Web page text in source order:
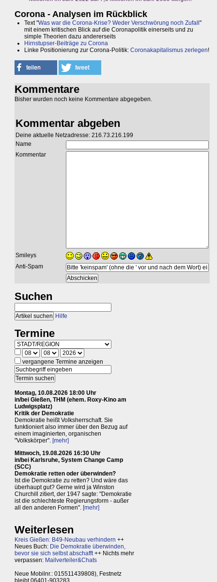
Corona - Analysen im Rückblick
Text "Was war die Corona-Krise? Weder Verschwörung noch Zufall "
mit einem kritischen Blick auf die Coronapolitik einerseits und zu
simple Theorien dazu andererseits
Hirnstupser-Beiträge zu Corona
Linke Positionierung zur Corona-Politik: Coronakapitalismus zerlegen!
Kommentare
Bisher wurden noch keine Kommentare abgegeben.
Kommentar abgeben
Deine aktuelle Netzadresse: 216.73.216.199
Name
Kommentar
Smileys
Anti-Spam
Suchen
Hilfe
Termine
vergangene Termine anzeigen
Montag, 10.08.2026 18:00 Uhr
in/bei Gießen, THM (ehem. Roxy-Kino am
Ludwigsplatz)
Kritik der Demokratie
Demokratie heißt Volksherrschaft. Sie
funktioniert also immer über den Bezug auf
einem imaginierten, organischen
"Volkskörper". [mehr]
Mittwoch, 19.08.2026 16:30 Uhr
in/bei Karlsruhe, System Change Camp
(SCC)
Demokratie retten oder überwinden?
Ist die Demokratie zu retten? Und wäre das
überhaupt gut? Gerne wird ja Winston
Churchill zitiert, der 1947 sagte: "Demokratie
ist die schlechteste Regierungsform - außer
all den anderen Formen". [mehr]
Weiterlesen
Kreis Gießen: B49-Neubau verhindern ++
Neues Buch: Die Demokratie überwinden,
bevor sie sich selbst abschafft++ Nichts mehr
verpassen: Mailverteiler&Chats
Neue Mobilnr.: 015511439808), Festnetz